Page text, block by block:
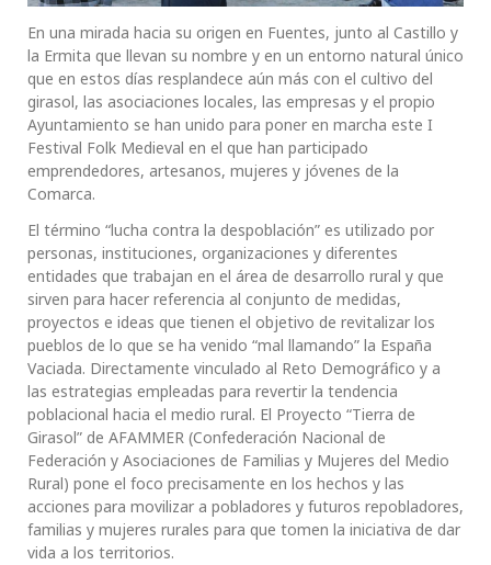
En una mirada hacia su origen en Fuentes, junto al Castillo y
la Ermita que llevan su nombre y en un entorno natural único
que en estos días resplandece aún más con el cultivo del
girasol, las asociaciones locales, las empresas y el propio
Ayuntamiento se han unido para poner en marcha este I
Festival Folk Medieval en el que han participado
emprendedores, artesanos, mujeres y jóvenes de la
Comarca.
El término “lucha contra la despoblación” es utilizado por
personas, instituciones, organizaciones y diferentes
entidades que trabajan en el área de desarrollo rural y que
sirven para hacer referencia al conjunto de medidas,
proyectos e ideas que tienen el objetivo de revitalizar los
pueblos de lo que se ha venido “mal llamando” la España
Vaciada. Directamente vinculado al Reto Demográfico y a
las estrategias empleadas para revertir la tendencia
poblacional hacia el medio rural. El Proyecto “Tierra de
Girasol” de AFAMMER (Confederación Nacional de
Federación y Asociaciones de Familias y Mujeres del Medio
Rural) pone el foco precisamente en los hechos y las
acciones para movilizar a pobladores y futuros repobladores,
familias y mujeres rurales para que tomen la iniciativa de dar
vida a los territorios.